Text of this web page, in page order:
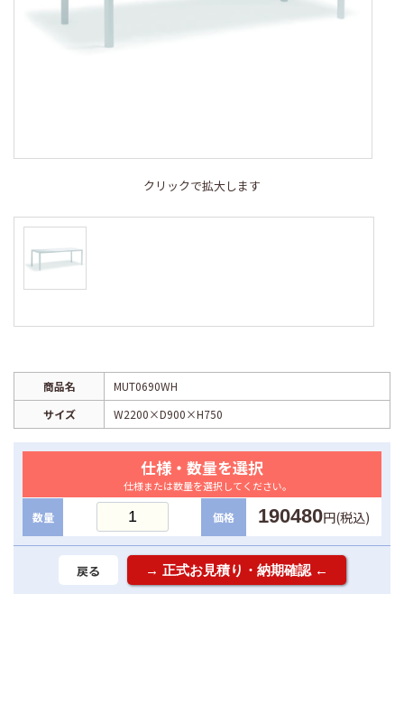
クリックで拡大します
商品名
MUT0690WH
サイズ
W2200×D900×H750
仕様・数量を選択
仕様または数量を選択してください。
数量 価格 190480円(税込)
戻る